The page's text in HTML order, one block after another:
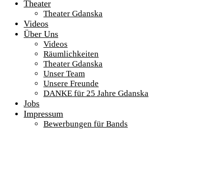
Theater
Theater Gdanska
Videos
Über Uns
Videos
Räumlichkeiten
Theater Gdanska
Unser Team
Unsere Freunde
DANKE für 25 Jahre Gdanska
Jobs
Impressum
Bewerbungen für Bands